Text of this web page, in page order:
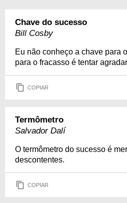
Chave do sucesso
Bill Cosby
Eu não conheço a chave para
para o fracasso é tentar
COPIAR
Termômetro
Salvador Dalí
O termômetro do sucesso é
descontentes.
COPIAR